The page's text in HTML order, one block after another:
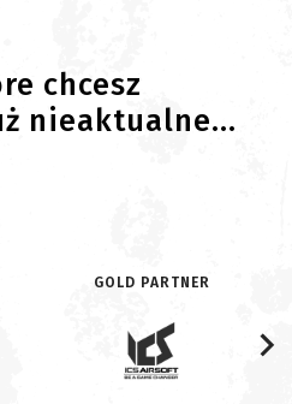
chcesz
nieaktualne...
GOLD PARTNER